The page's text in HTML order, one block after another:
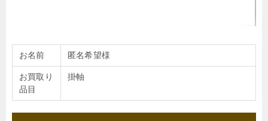
お名前 匿名希望様
お買取り
品目
掛軸